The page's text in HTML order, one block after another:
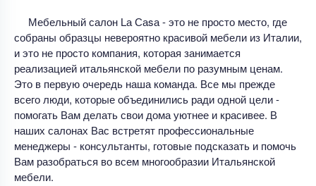
Мебельный салон Lа Саsа - это не просто место, где
собраны образцы невероятно красивой мебели из Италии,
и это не просто компания, которая занимается
реализацией итальянской мебели по разумным ценам.
Это в первую очередь наша команда. Все мы прежде
всего люди, которые объединились ради одной цели -
помогать Вам делать свои дома уютнее и красивее. В
наших салонах Вас встретят профессиональные
менеджеры - консультанты, готовые подсказать и помочь
Вам разобраться во всем многообразии Итальянской
мебели.